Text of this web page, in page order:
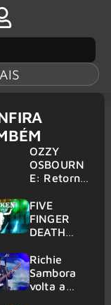
OZZY
OSBOURN
E: Retorno
em 2027 é
confirmad
o por
FIVE
FINGER
DEATH
HELLOWE
EN:
Gigantes
Richie
Sambora
volta a